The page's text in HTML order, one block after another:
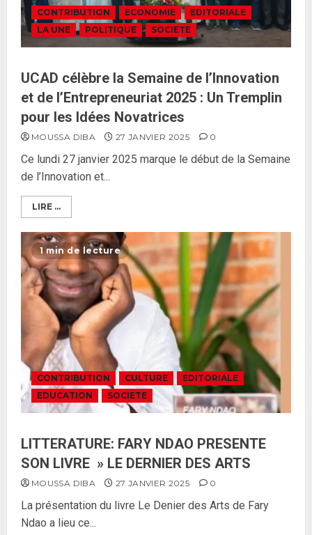
CONTRIBUTION ECONOMIE
EDITORIALE
LA UNE
POLITIQUE SOCIETE
UCAD célèbre la Semaine de l’Innovation
et de l’Entrepreneuriat 2025 : Un Tremplin
pour les Idées Novatrices
MOUSSA DIBA 27 JANVIER 2025 0
Ce lundi 27 janvier 2025 marque le début de la Semaine
de l’Innovation et...
LIRE ...
1 min de lecture
CONTRIBUTION CULTURE
EDITORIALE
EDUCATION
SOCIETE
LITTERATURE: FARY NDAO PRESENTE
SON LIVRE » LE DERNIER DES ARTS
MOUSSA DIBA 27 JANVIER 2025 0
La présentation du livre Le Denier des Arts de Fary
Ndao a lieu ce...